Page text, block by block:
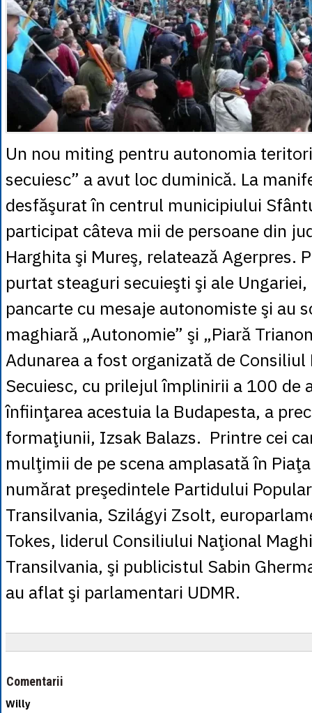
Un nou miting pentru autonomia
secuiesc” a avut loc duminică. La
desfăşurat în centrul municipiului
participat câteva mii de persoane din
Harghita şi Mureş, relatează Agerpres.
purtat steaguri secuieşti şi ale
pancarte cu mesaje autonomiste şi au
maghiară „Autonomie” şi „Piară
Adunarea a fost organizată de
Secuiesc, cu prilejul împlinirii a 100 de
înfiinţarea acestuia la Budapesta, a
formaţiunii, Izsak Balazs. Printre cei
mulţimii de pe scena amplasată în
numărat preşedintele Partidului
Transilvania, Szilágyi Zsolt,
Tokes, liderul Consiliului Naţional
Transilvania, şi publicistul Sabin
au aflat şi parlamentari UDMR.
Comentarii
Willy